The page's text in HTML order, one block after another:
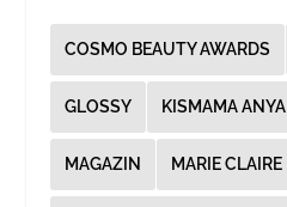
COSMO BEAUTY AWARDS
GLOSSY KISMAMA ANYA
MAGAZIN MARIE CLAIRE